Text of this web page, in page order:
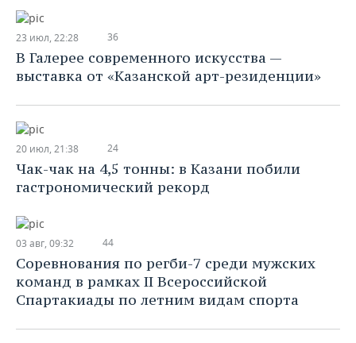
23 июл, 22:28 36
В Галерее современного искусства —
выставка от «Казанской арт-резиденции»
20 июл, 21:38 24
Чак-чак на 4,5 тонны: в Казани побили
гастрономический рекорд
03 авг, 09:32 44
Соревнования по регби-7 среди мужских
команд в рамках II Всероссийской
Спартакиады по летним видам спорта